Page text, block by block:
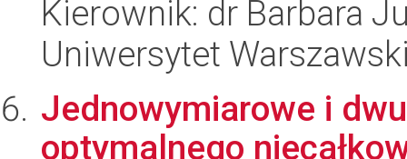
Kierownik: dr Barbara
Uniwersytet
Jednowymiarowe i
optymalnego